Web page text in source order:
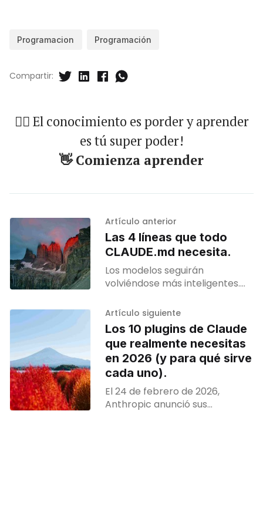
Programacion Programación
Compartir:
🐱‍🏍 El conocimiento es porder y aprender
es tú super poder!
👋 Comienza aprender
Artículo anterior
Las 4 líneas que todo
CLAUDE.md necesita.
Los modelos seguirán
volviéndose más inteligentes.
siendo más potentes. El cuello
de botella seguirá siendo el
comportamiento hasta que los
modelos aprendan a gestionar
su propio criterio.
Artículo siguiente
Los 10 plugins de Claude
que realmente necesitas
en 2026 (y para qué sirve
cada uno).
El 24 de febrero de 2026,
Anthropic anunció sus